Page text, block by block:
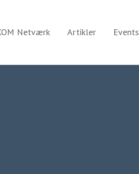
Netværk Artikler Events